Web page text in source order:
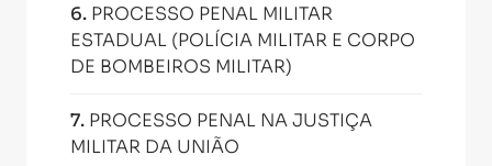
6. PROCESSO PENAL MILITAR
ESTADUAL (POLÍCIA MILITAR E CORPO
DE BOMBEIROS MILITAR)
7. PROCESSO PENAL NA JUSTIÇA
MILITAR DA UNIÃO